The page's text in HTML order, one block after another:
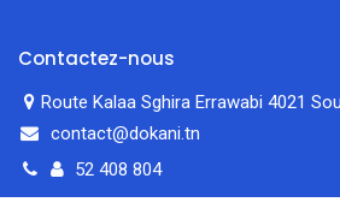
Contactez-nous
Route Kalaa Sghira Errawabi 4021
contact@dokani.tn
52 408 804